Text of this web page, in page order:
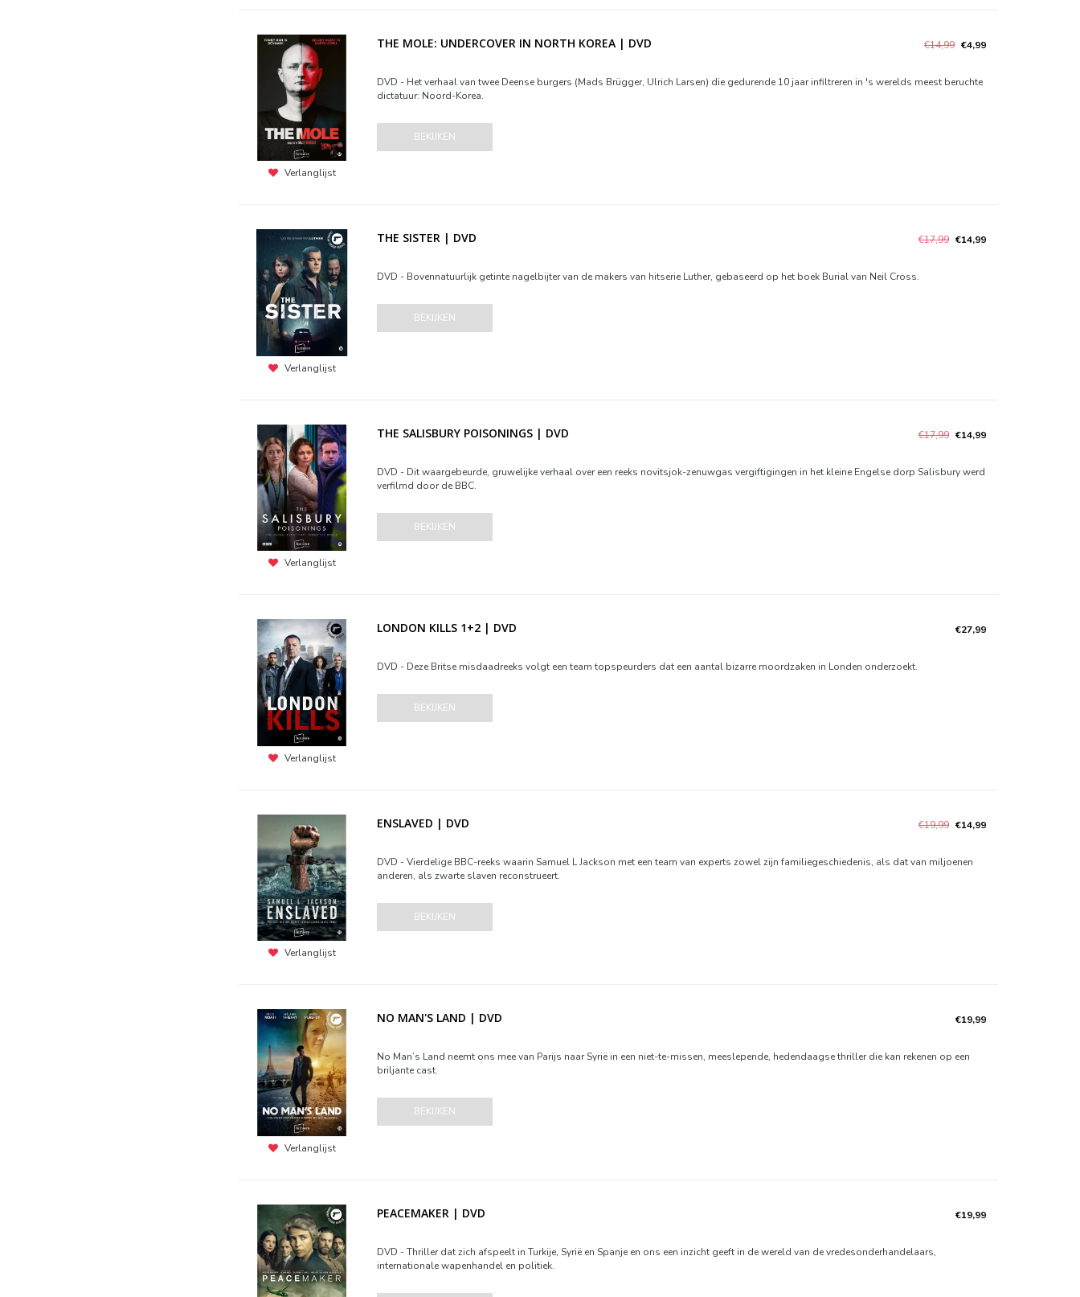
Verlanglijst
THE MOLE: UNDERCOVER IN NORTH KOREA | DVD €14,99 €4,99
DVD - Het verhaal van twee Deense burgers (Mads Brügger, Ulrich Larsen) die gedurende 10 jaar infiltreren in 's werelds meest beruchte
dictatuur: Noord-Korea.
BEKIJKEN
Verlanglijst
THE SISTER | DVD €17,99 €14,99
DVD - Bovennatuurlijk getinte nagelbijter van de makers van hitserie Luther, gebaseerd op het boek Burial van Neil Cross.
BEKIJKEN
Verlanglijst
THE SALISBURY POISONINGS | DVD €17,99 €14,99
DVD - Dit waargebeurde, gruwelijke verhaal over een reeks novitsjok-zenuwgas vergiftigingen in het kleine Engelse dorp Salisbury werd
verfilmd door de BBC.
BEKIJKEN
Verlanglijst
LONDON KILLS 1+2 | DVD €27,99
DVD - Deze Britse misdaadreeks volgt een team topspeurders dat een aantal bizarre moordzaken in Londen onderzoekt.
BEKIJKEN
Verlanglijst
ENSLAVED | DVD €19,99 €14,99
DVD - Vierdelige BBC-reeks waarin Samuel L Jackson met een team van experts zowel zijn familiegeschiedenis, als dat van miljoenen
anderen, als zwarte slaven reconstrueert.
BEKIJKEN
Verlanglijst
NO MAN'S LAND | DVD €19,99
No Man’s Land neemt ons mee van Parijs naar Syrië in een niet-te-missen, meeslepende, hedendaagse thriller die kan rekenen op een
briljante cast.
BEKIJKEN
PEACEMAKER | DVD €19,99
DVD - Thriller dat zich afspeelt in Turkije, Syrië en Spanje en ons een inzicht geeft in de wereld van de vredesonderhandelaars,
internationale wapenhandel en politiek.